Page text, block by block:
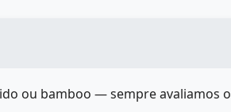
ou bamboo — sempre avaliamos o